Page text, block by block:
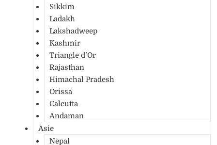
Sikkim
Ladakh
Lakshadweep
Kashmir
Triangle d’Or
Rajasthan
Himachal Pradesh
Orissa
Calcutta
Andaman
Asie
Nepal